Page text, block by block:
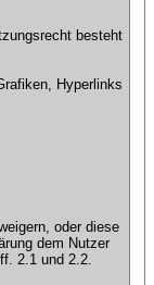
besteht
Hyperlinks
oder diese
dem Nutzer
2.1 und 2.2.